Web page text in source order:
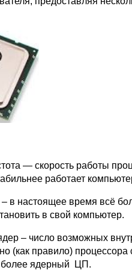
— скорость работы
работает
– в настоящее время всё
в свой компьютер.
– число возможных
(как правило)
более ядерный ЦП.